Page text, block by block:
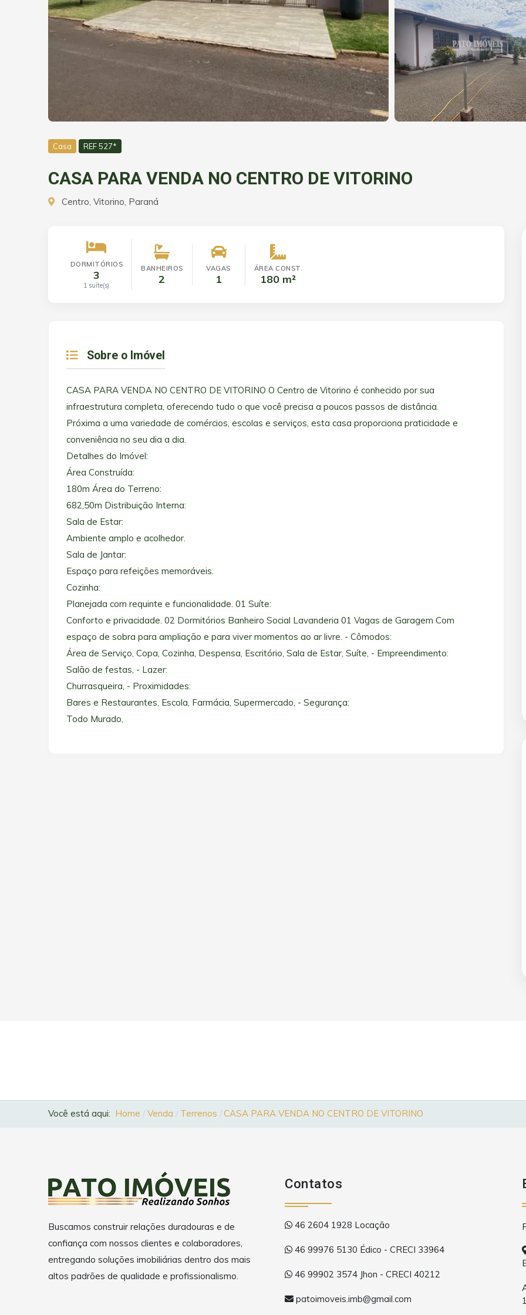
Casa REF 527*
CASA PARA VENDA NO CENTRO DE VITORINO
Centro, Vitorino, Paraná
DORMITÓRIOS
3
1 suíte(s)
BANHEIROS
2
VAGAS
1
ÁREA CONST.
180 m²
Sobre o Imóvel
CASA PARA VENDA NO CENTRO DE VITORINO O Centro de Vitorino é conhecido por sua
infraestrutura completa, oferecendo tudo o que você precisa a poucos passos de distância.
Próxima a uma variedade de comércios, escolas e serviços, esta casa proporciona praticidade e
conveniência no seu dia a dia.
Detalhes do Imóvel:
Área Construída:
180m Área do Terreno:
682,50m Distribuição Interna:
Sala de Estar:
Ambiente amplo e acolhedor.
Sala de Jantar:
Espaço para refeições memoráveis.
Cozinha:
Planejada com requinte e funcionalidade. 01 Suíte:
Conforto e privacidade. 02 Dormitórios Banheiro Social Lavanderia 01 Vagas de Garagem Com
espaço de sobra para ampliação e para viver momentos ao ar livre. - Cômodos:
Área de Serviço, Copa, Cozinha, Despensa, Escritório, Sala de Estar, Suíte, - Empreendimento:
Salão de festas, - Lazer:
Churrasqueira, - Proximidades:
Bares e Restaurantes, Escola, Farmácia, Supermercado, - Segurança:
Todo Murado,
Você está aqui: Home Venda Terrenos CASA PARA VENDA NO CENTRO DE VITORINO
Buscamos construir relações duradouras e de
confiança com nossos clientes e colaboradores,
entregando soluções imobiliárias dentro dos mais
altos padrões de qualidade e profissionalismo.
Contatos
46 2604 1928 Locação
46 99976 5130 Édico - CRECI 33964
46 99902 3574 Jhon - CRECI 40212
patoimoveis.imb@gmail.com